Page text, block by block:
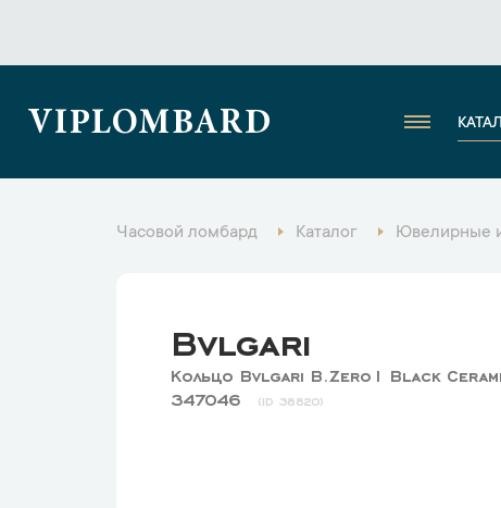
VIPLOMBARD
Часовой ломбард Каталог Ювелирные
Bvlgari
Кольцо Bvlgari B.Zero1 Black
347046
38820